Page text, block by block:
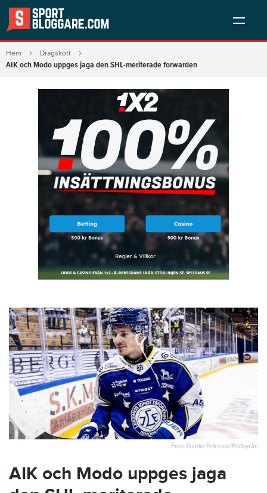
Hem Dragskott
AIK och Modo uppges jaga den SHL-meriterade forwarden
Foto: Daniel Eriksson/Bildbyrån
AIK och Modo uppges jaga